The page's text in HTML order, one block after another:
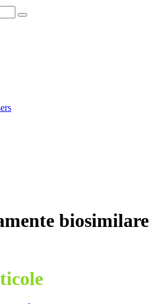
biosimilare